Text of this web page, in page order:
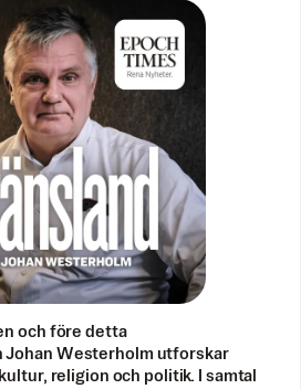
och före detta
Westerholm utforskar
religion och politik. I samtal